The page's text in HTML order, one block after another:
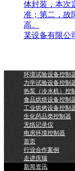
体封装，本次
准；第二，故
高。
某设备有限公
环境试验设备控制
力学试验设备控制
热泵（冷水机）控
食品烘焙设备控制
工业烘烤设备控制
生化药品类控制器
无纸记录仪
电房环境控制器
首页
行业合作案例
走进庆瑞
新闻资讯